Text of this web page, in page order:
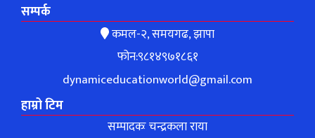
सम्पर्क
कमल-२, समयगढ, झापा
फोन:९८१४९७१८६१
dynamiceducationworld@gmail.com
हाम्रो टिम
सम्पादकः चन्द्रकला राया